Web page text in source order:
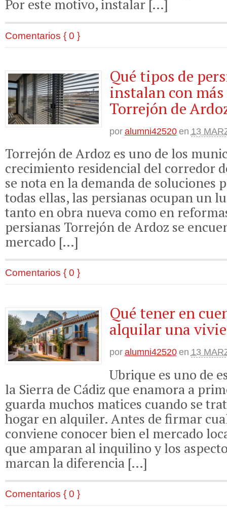
Por este motivo, instalar […]
Comentarios { 0 }
Qué tipos de
instalan con
Torrejón de
por alumni42520 en 13
Torrejón de Ardoz es uno de los
crecimiento residencial del corredor
se nota en la demanda de soluciones
todas ellas, las persianas ocupan un
tanto en obra nueva como en
persianas Torrejón de Ardoz se
mercado […]
Comentarios { 0 }
Qué tener en
alquilar una
por alumni42520 en 13
Ubrique es uno de
la Sierra de Cádiz que enamora a
guarda muchos matices cuando se
hogar en alquiler. Antes de firmar
conviene conocer bien el mercado
que amparan al inquilino y los
marcan la diferencia […]
Comentarios { 0 }